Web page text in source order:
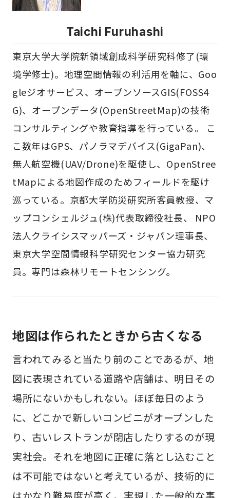
Taichi Furuhashi
東京大学大学院新領域創成科学研究科修了(環
境学修士)。地理空間情報の利活用を軸に、Goo
gleジオサービス、オープンソースGIS(FOSS4
G)、オープンデータ(OpenStreetMap)の技術
コンサルティングや教育指導を行っている。 こ
こ数年はGPS、パノラマデバイス(GigaPan)、
無人航空機(UAV/Drone)を駆使し、OpenStree
tMapによる地図作成のためフィールドを駆け
巡っている。京都大学防災研究所客員教授、マ
ップコンシェルジュ(株)代表取締役社長、 NPO
法人クライシスマッパーズ・ジャパン理事長、
東京大学空間情報科学研究センター協力研究
員。専門は森林リモートセンシング。
地図は作られたときから古くなる
言われてみると当たり前のことであるが、地
図に表現されている道路や店舗は、明日その
場所にないかもしれない。ほぼ毎日のよう
に、どこかで新しいコンビニがオープンした
り、古いレストランが閉店したりするのが現
実社会。それを地図に正確に落とし込むこと
は不可能ではないと考えているが、技術的に